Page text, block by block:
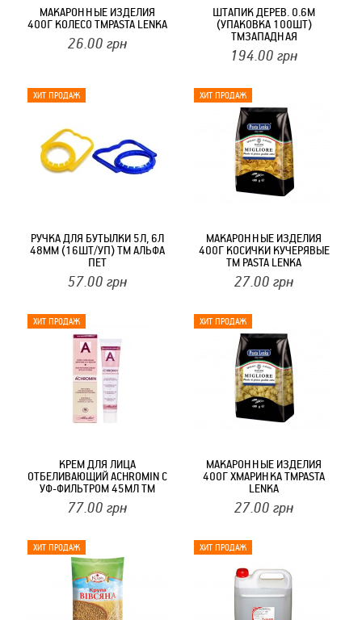
МАКАРОННЫЕ ИЗДЕЛИЯ
400Г КОЛЕСО ТМPASTA LENKA
26.00 грн
ШТАПИК ДЕРЕВ. 0.6М
(УПАКОВКА 100ШТ)
ТМЗАПАДНАЯ
194.00 грн
РУЧКА ДЛЯ БУТЫЛКИ 5Л, 6Л
48ММ (16ШТ/УП) ТМ АЛЬФА
ПЕТ
57.00 грн
МАКАРОННЫЕ ИЗДЕЛИЯ
400Г КОСИЧКИ КУЧЕРЯВЫЕ
ТМ PASTA LENKA
27.00 грн
КРЕМ ДЛЯ ЛИЦА
ОТБЕЛИВАЮЩИЙ ACHROMIN С
УФ-ФИЛЬТРОМ 45МЛ ТМ
ALEN MAK
77.00 грн
МАКАРОННЫЕ ИЗДЕЛИЯ
400Г ХМАРИНКА ТМPASTA
LENKA
27.00 грн